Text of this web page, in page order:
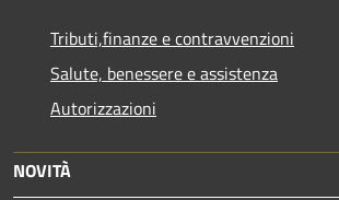
Tributi,finanze e contravvenzioni
Salute, benessere e assistenza
Autorizzazioni
NOVITÀ